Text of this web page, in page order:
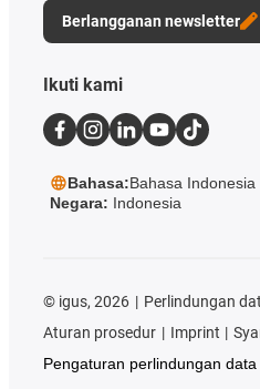
Berlangganan newsletter
Ikuti kami
Bahasa:Bahasa Indonesia
Negara: Indonesia
© igus, 2026 Perlindungan
Aturan prosedur
Imprint
Pengaturan perlindungan data